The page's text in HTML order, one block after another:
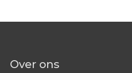
Over ons